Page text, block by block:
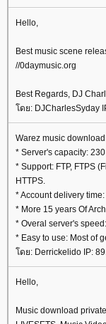
Hello,
Best music scene
//0daymusic.org
Best Regards, DJ
ดย: DJCharlesSyday
Warez music
* Server's capacity:
* Support: FTP, FTPS
HTTPS.
* Account delivery time:
* More 15 years Of
* Overal server's
* Easy to use: Most of
ดย: Derrickelido IP:
Hello,
Music download